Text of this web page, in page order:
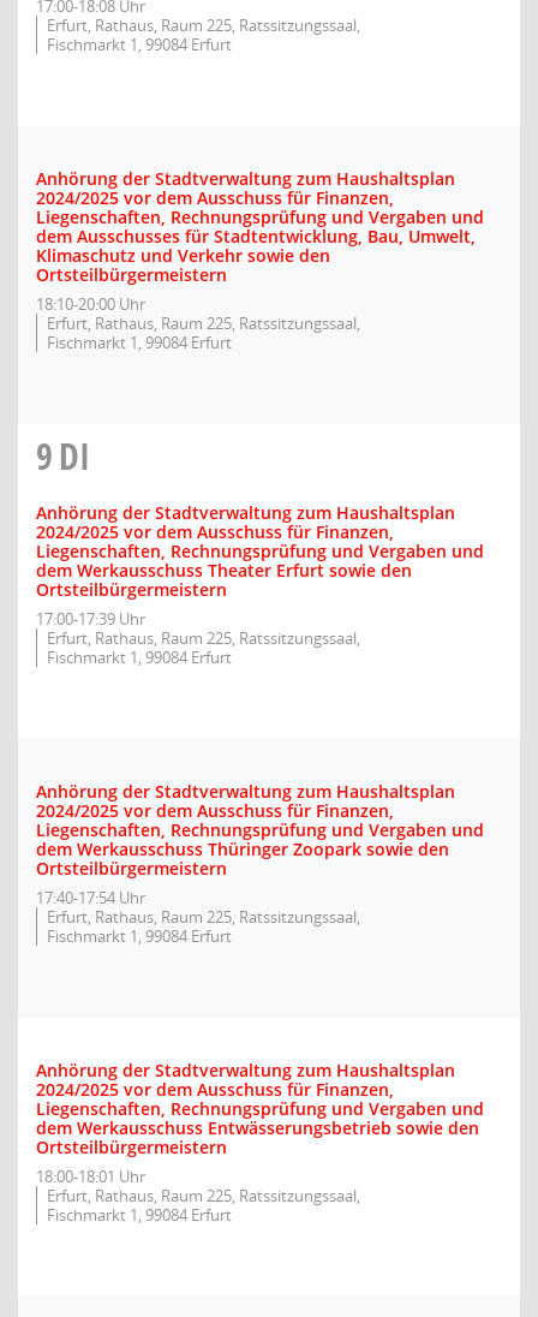
17:00-18:08 Uhr
Erfurt, Rathaus, Raum 225, Ratssitzungssaal,
Fischmarkt 1, 99084 Erfurt
Anhörung der Stadtverwaltung zum Haushaltsplan
2024/2025 vor dem Ausschuss für Finanzen,
Liegenschaften, Rechnungsprüfung und Vergaben und
dem Ausschusses für Stadtentwicklung, Bau, Umwelt,
Klimaschutz und Verkehr sowie den
Ortsteilbürgermeistern
18:10-20:00 Uhr
Erfurt, Rathaus, Raum 225, Ratssitzungssaal,
Fischmarkt 1, 99084 Erfurt
9DI
Anhörung der Stadtverwaltung zum Haushaltsplan
2024/2025 vor dem Ausschuss für Finanzen,
Liegenschaften, Rechnungsprüfung und Vergaben und
dem Werkausschuss Theater Erfurt sowie den
Ortsteilbürgermeistern
17:00-17:39 Uhr
Erfurt, Rathaus, Raum 225, Ratssitzungssaal,
Fischmarkt 1, 99084 Erfurt
Anhörung der Stadtverwaltung zum Haushaltsplan
2024/2025 vor dem Ausschuss für Finanzen,
Liegenschaften, Rechnungsprüfung und Vergaben und
dem Werkausschuss Thüringer Zoopark sowie den
Ortsteilbürgermeistern
17:40-17:54 Uhr
Erfurt, Rathaus, Raum 225, Ratssitzungssaal,
Fischmarkt 1, 99084 Erfurt
Anhörung der Stadtverwaltung zum Haushaltsplan
2024/2025 vor dem Ausschuss für Finanzen,
Liegenschaften, Rechnungsprüfung und Vergaben und
dem Werkausschuss Entwässerungsbetrieb sowie den
Ortsteilbürgermeistern
18:00-18:01 Uhr
Erfurt, Rathaus, Raum 225, Ratssitzungssaal,
Fischmarkt 1, 99084 Erfurt